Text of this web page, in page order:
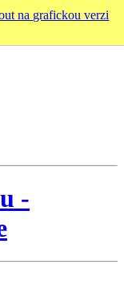
na grafickou verzi
-